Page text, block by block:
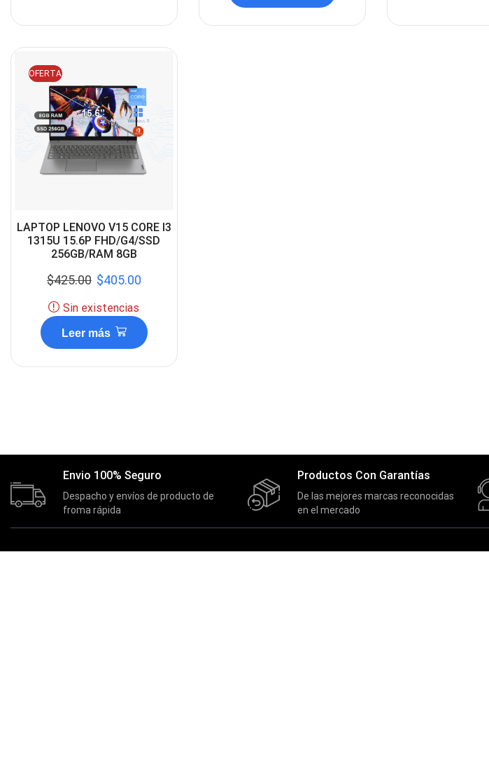
OFERTA
LAPTOP LENOVO V15 CORE I3
1315U 15.6P FHD/G4/SSD
256GB/RAM 8GB
$425.00 $405.00
Sin existencias
Leer más
Envio 100% Seguro
Despacho y envíos de producto de
froma rápida
Productos Con Garantías
De las mejores marcas reconocidas
en el mercado